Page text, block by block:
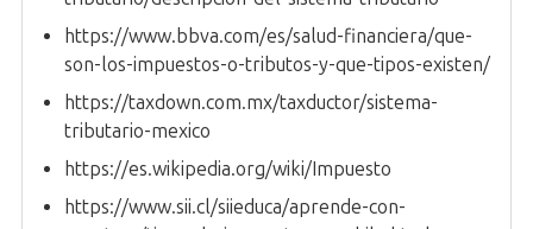
https://www.bbva.com/es/salud-financiera/que-
son-los-impuestos-o-tributos-y-que-tipos-existen/
https://taxdown.com.mx/taxductor/sistema-
tributario-mexico
https://es.wikipedia.org/wiki/Impuesto
https://www.sii.cl/siieduca/aprende-con-